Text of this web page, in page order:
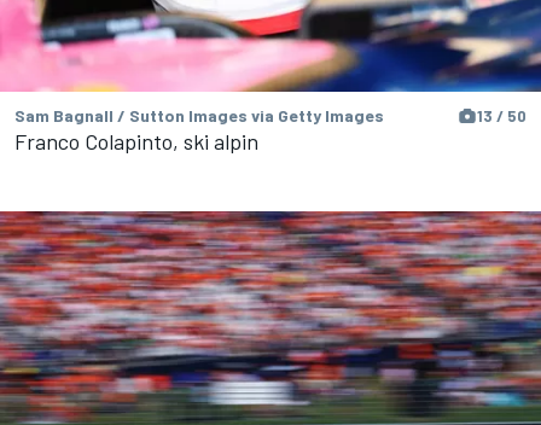
Sam Bagnall / Sutton Images via Getty Images 13 / 50
Franco Colapinto, ski alpin